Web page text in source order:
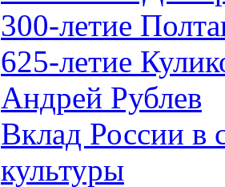
300-летие
625-летие
Андрей Рублев
Вклад России в
культуры